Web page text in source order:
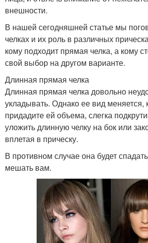
внешности.
В нашей сегодняшней статье мы
челках и их роль в различных
кому подходит прямая челка, а кому
свой выбор на другом варианте.
Длинная прямая челка
Длинная прямая челка довольно
укладывать. Однако ее вид меняется,
придадите ей объема, слегка
уложить длинную челку на бок или
вплетая в прическу.
В противном случае она будет
мешать вам.